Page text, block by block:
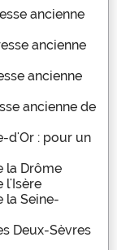
ancienne
ancienne
ancienne
ancienne de
d'Or : pour un
la Drôme
l'Isère
la Seine-
Deux-Sèvres